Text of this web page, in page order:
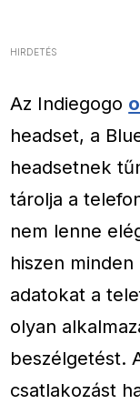
HIRDETÉS
Az Indiegogo
headset, a
headsetnek
tárolja a
nem lenne
hiszen
adatokat a
olyan
beszélgetést.
csatlakozást